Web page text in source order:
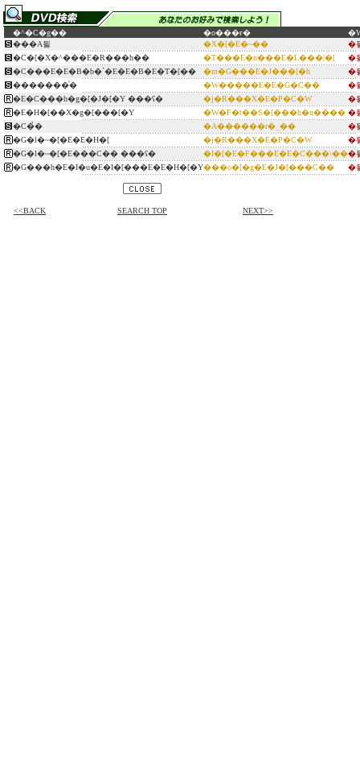
�^�C�g�� �o���ғ�
���А푈
�X�[�E�~��
�
�C�[�X�^���E�R���h��
�T���E�n���E�L���|�[
�
�C���E�E�B�b�`�E�E�B�E�T�[��
�m�G���E�J���[�h
�
�������̍�
�W�����E�E�G�C��
�
�E�C���h�g�[�J�[�Y ���ʕ�
�j�R���X�E�P�C�W
�
�E�H�[��X�g�[���[�Y
�W�F�t��S�[���h�u���� �
�C�̉�
�A������r�_��
�
�G�l�~�[�E�E�H�[
�j�R���X�E�P�C�W
�
�G�l�~�[�E���C�� ���ʕ�
�I�[�E�F���E�E�C���\���
�G���h�E�I�u�E�I�[���E�E�H�[�Y���o�[�g�E�J�[���C�� �
<<BACK SEARCH TOP NEXT>>